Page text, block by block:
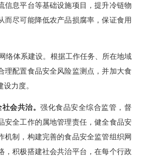
信息平台等基础设施项目，提升冷链物
而尽可能降低农产品损腐率，保证食用
络体系建设。根据工作任务、所在地域
理配置食品安全风险监测点，并加大食
力度。
社会共治。强化食品安全综合监管，督
安全工作的属地管理责任，健全食品安
机制，构建完善的食品安全监管组织网
，积极搭建社会共治平台，在每个行政